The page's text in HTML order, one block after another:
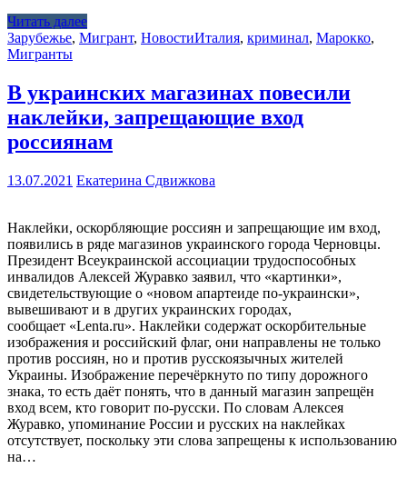
Читать далее
Зарубежье, Мигрант, НовостиИталия, криминал, Марокко,
Мигранты
В украинских магазинах повесили
наклейки, запрещающие вход
россиянам
13.07.2021 Екатерина Сдвижкова
Наклейки, оскорбляющие россиян и запрещающие им вход,
появились в ряде магазинов украинского города Черновцы.
Президент Всеукраинской ассоциации трудоспособных
инвалидов Алексей Журавко заявил, что «картинки»,
свидетельствующие о «новом апартеиде по-украински»,
вывешивают и в других украинских городах,
сообщает «Lenta.ru». Наклейки содержат оскорбительные
изображения и российский флаг, они направлены не только
против россиян, но и против русскоязычных жителей
Украины. Изображение перечёркнуто по типу дорожного
знака, то есть даёт понять, что в данный магазин запрещён
вход всем, кто говорит по-русски. По словам Алексея
Журавко, упоминание России и русских на наклейках
отсутствует, поскольку эти слова запрещены к использованию
на…